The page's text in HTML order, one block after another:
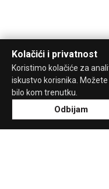
Kolačići i privatnost
Koristimo kolačiće za
iskustvo korisnika.
bilo kom trenutku.
Odbijam